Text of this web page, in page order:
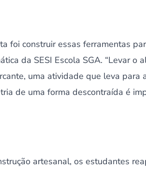
foi construir essas ferramentas
da SESI Escola SGA. “Levar
uma atividade que leva
de uma forma descontraída é
artesanal, os estudantes